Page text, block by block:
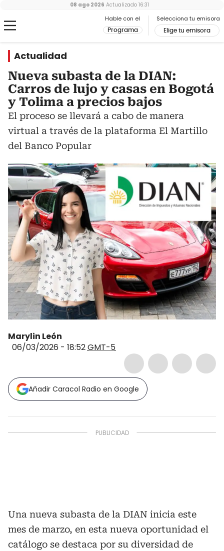
Hable con el
Programa
Selecciona tu emisora
Elige tu emisora
08 ago 2026 Actualizado 16:31
Actualidad
Nueva subasta de la DIAN:
Carros de lujo y casas en Bogotá
y Tolima a precios bajos
El proceso se llevará a cabo de manera
virtual a través de la plataforma El Martillo
del Banco Popular
Marylin León
06/03/2026 - 18:52GMT-5
Añadir Caracol Radio en Google
Una nueva subasta de la DIAN inicia este
mes de marzo, en esta nueva oportunidad el
catálogo se destaca por su diversidad de